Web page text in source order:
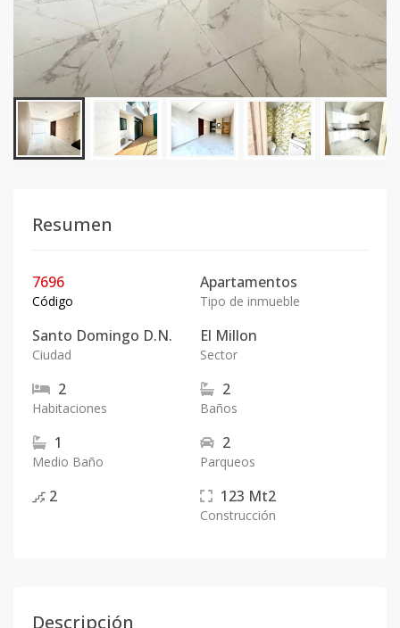
Resumen
7696
Código
Apartamentos
Tipo de inmueble
Santo Domingo D.N.
Ciudad
El Millon
Sector
2
Habitaciones
2
Baños
1
Medio Baño
2
Parqueos
2 123 Mt2
Construcción
Descripción